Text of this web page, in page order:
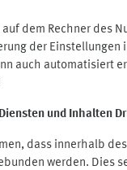
auf dem Rechner des
der
auch automatisiert
und Inhalten
dass innerhalb
werden. Dies